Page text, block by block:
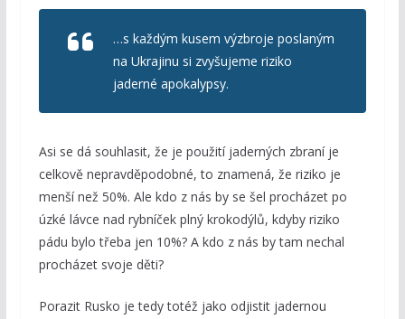
…s každým kusem výzbroje poslaným
na Ukrajinu si zvyšujeme riziko
jaderné apokalypsy.
Asi se dá souhlasit, že je použití jaderných zbraní je
celkově nepravděpodobné, to znamená, že riziko je
menší než 50%. Ale kdo z nás by se šel procházet po
úzké lávce nad rybníček plný krokodýlů, kdyby riziko
pádu bylo třeba jen 10%? A kdo z nás by tam nechal
procházet svoje děti?
Porazit Rusko je tedy totéž jako odjistit jadernou